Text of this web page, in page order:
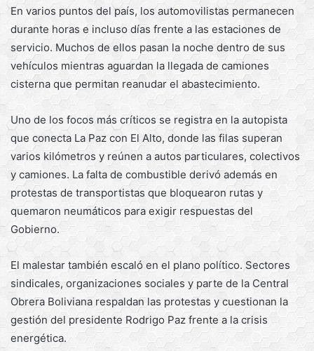
En varios puntos del país, los automovilistas permanecen
durante horas e incluso días frente a las estaciones de
servicio. Muchos de ellos pasan la noche dentro de sus
vehículos mientras aguardan la llegada de camiones
cisterna que permitan reanudar el abastecimiento.
Uno de los focos más críticos se registra en la autopista
que conecta La Paz con El Alto, donde las filas superan
varios kilómetros y reúnen a autos particulares, colectivos
y camiones. La falta de combustible derivó además en
protestas de transportistas que bloquearon rutas y
quemaron neumáticos para exigir respuestas del
Gobierno.
El malestar también escaló en el plano político. Sectores
sindicales, organizaciones sociales y parte de la Central
Obrera Boliviana respaldan las protestas y cuestionan la
gestión del presidente Rodrigo Paz frente a la crisis
energética.